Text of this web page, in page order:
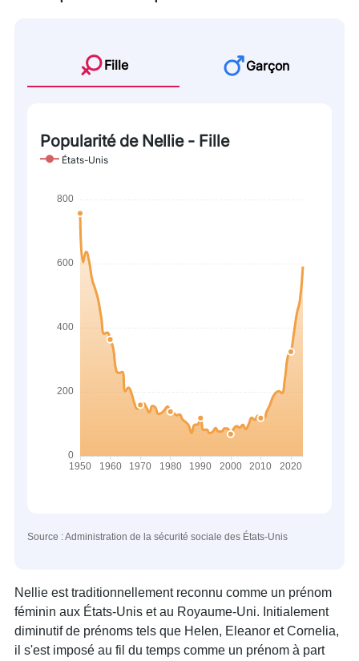
Fille Garçon
Popularité de Nellie - Fille
États-Unis
Source : Administration de la sécurité sociale des États-Unis
Nellie est traditionnellement reconnu comme un prénom
féminin aux États-Unis et au Royaume-Uni. Initialement
diminutif de prénoms tels que Helen, Eleanor et Cornelia,
il s'est imposé au fil du temps comme un prénom à part